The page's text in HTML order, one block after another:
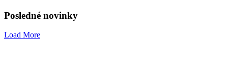
Posledné novinky
Load More